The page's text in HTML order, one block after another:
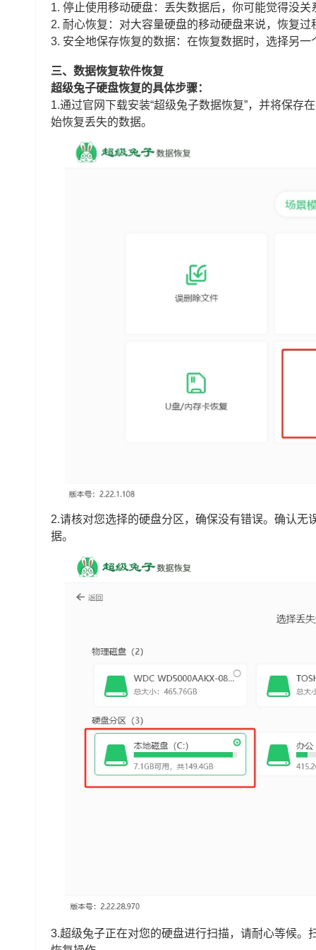
1. 停止使用移动硬盘：丢失数据后，你可能觉得没
2. 耐心恢复：对大容量硬盘的移动硬盘来说，恢复
3. 安全地保存恢复的数据：在恢复数据时，选择另
三、数据恢复软件恢复
超级兔子硬盘恢复的具体步骤：
1.通过官网下载安装“超级兔子数据恢复”，并将保存
始恢复丢失的数据。
2.请核对您选择的硬盘分区，确保没有错误。确认无
据。
3.超级兔子正在对您的硬盘进行扫描，请耐心等候。